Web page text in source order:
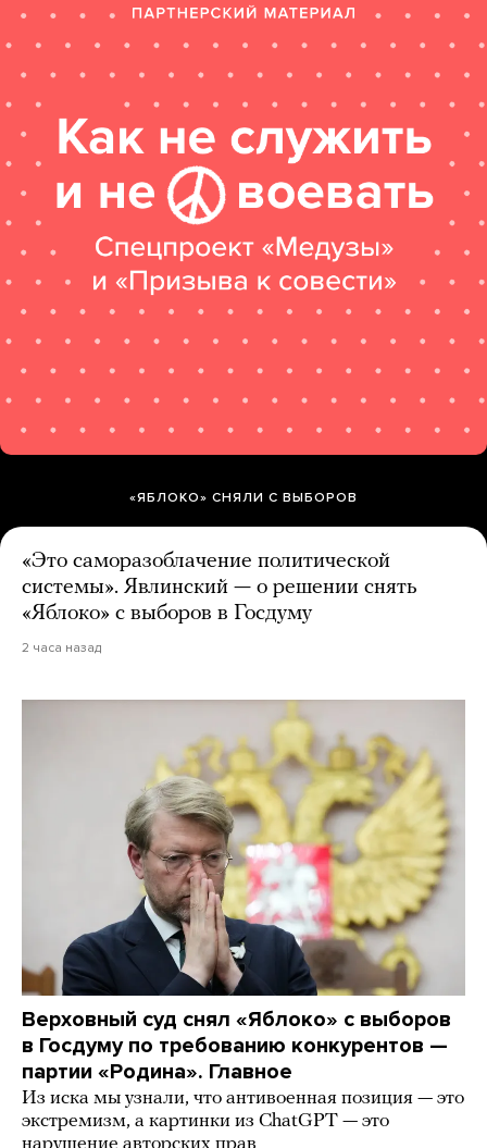
«ЯБЛОКО» СНЯЛИ С ВЫБОРОВ
«Это саморазоблачение политической
системы». Явлинский — о решении снять
«Яблоко» с выборов в Госдуму
2 часа назад
Верховный суд снял «Яблоко» с выборов
в Госдуму по требованию конкурентов —
партии «Родина». Главное
Из иска мы узнали, что антивоенная позиция — это
экстремизм, а картинки из СhatGPT — это